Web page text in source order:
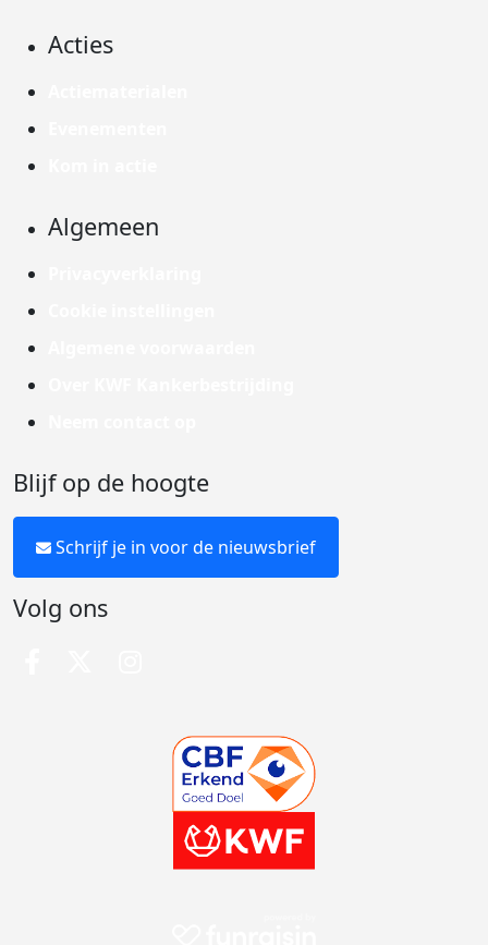
Acties
Algemeen
Blijf op de hoogte
Schrijf je in voor de nieuwsbrief
Volg ons